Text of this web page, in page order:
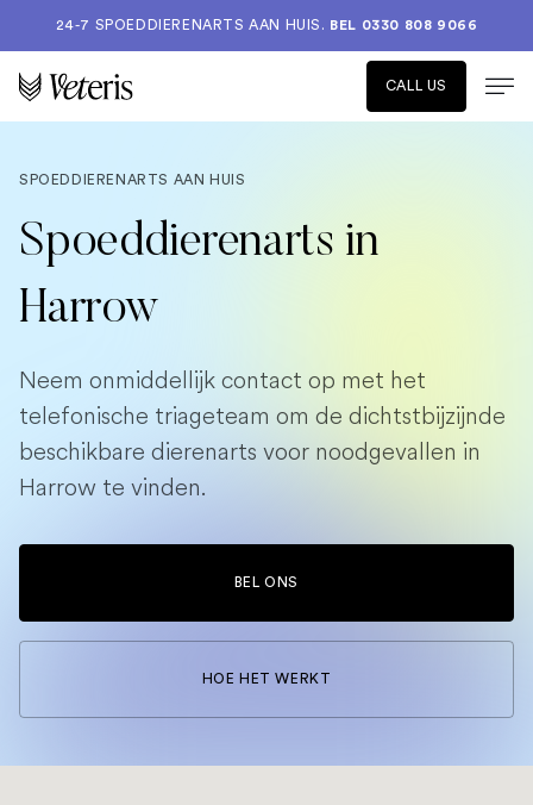
24-7 SPOEDDIERENARTS AAN HUIS. BEL 0330 808 9066
CALL US
SPOEDDIERENARTS AAN HUIS
Spoeddierenarts in
Harrow
Neem onmiddellijk contact op met het
telefonische triageteam om de dichtstbijzijnde
beschikbare dierenarts voor noodgevallen in
Harrow te vinden.
BEL ONS
HOE HET WERKT